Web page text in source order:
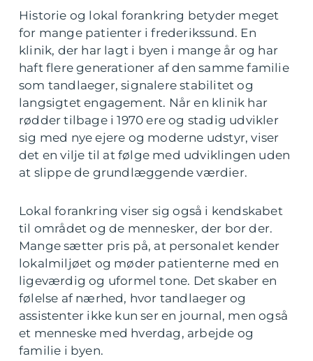
Historie og lokal forankring betyder meget
for mange patienter i frederikssund. En
klinik, der har lagt i byen i mange år og har
haft flere generationer af den samme familie
som tandlaeger, signalere stabilitet og
langsigtet engagement. Når en klinik har
rødder tilbage i 1970 ere og stadig udvikler
sig med nye ejere og moderne udstyr, viser
det en vilje til at følge med udviklingen uden
at slippe de grundlæggende værdier.
Lokal forankring viser sig også i kendskabet
til området og de mennesker, der bor der.
Mange sætter pris på, at personalet kender
lokalmiljøet og møder patienterne med en
ligeværdig og uformel tone. Det skaber en
følelse af nærhed, hvor tandlaeger og
assistenter ikke kun ser en journal, men også
et menneske med hverdag, arbejde og
familie i byen.